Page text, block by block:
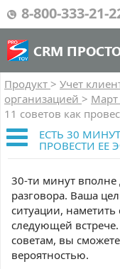
8-800-333-21-
CRM
Продукт > Учет
организацией >
11 советов как
ЕСТЬ 30
ПРОВЕСТИ ЕЕ
30-ти минут вполне
разговора. Ваша
ситуации, наметить
следующей
советам, вы
вероятностью.